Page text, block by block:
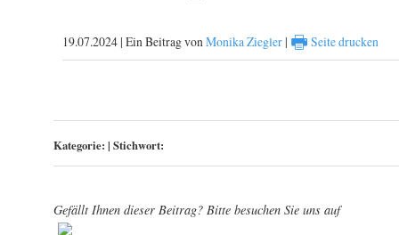
19.07.2024 | Ein Beitrag von Monika Ziegler | 🖶 Seite drucken
Kategorie: | Stichwort:
Gefällt Ihnen dieser Beitrag? Bitte besuchen Sie uns auf